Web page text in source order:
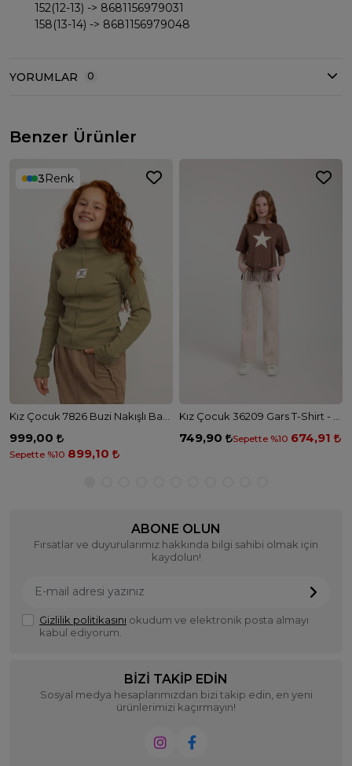
152(12-13) -> 8681156979031
158(13-14) -> 8681156979048
YORUMLAR 0
Benzer Ürünler
3Renk
999,00
Sepette %10 899,10
749,90 Sepette %10 674,91
ABONE OLUN
Fırsatlar ve duyurularımız hakkında bilgi sahibi olmak için
kaydolun!
Gizlilik politikasını okudum ve elektronik posta almayı
kabul ediyorum.
BIZI TAKIP EDIN
Sosyal medya hesaplarımızdan bizi takip edin, en yeni
ürünlerimizi kaçırmayın!